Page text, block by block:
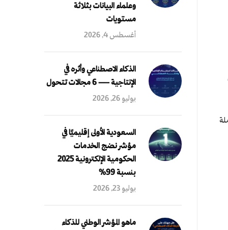
وعلماء البيانات بثلاثة
مستويات
أغسطس 4, 2026
الذكاء الاصطناعي وأثره في
الإنتاجية — 6 مجالات تتحول
يوليو 26, 2026
السعودية الأولى إقليميًا في
مؤشر نضج الخدمات
الحكومية الإلكترونية 2025
بنسبة 99%
يوليو 23, 2026
ماهو المؤشر الوطني للذكاء